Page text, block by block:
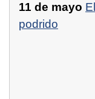
11 de mayo
podrido